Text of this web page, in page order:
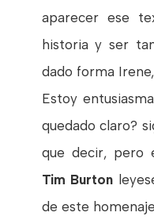
aparecer ese
historia y ser
dado forma
Estoy
quedado claro?
que decir, pero
Tim Burton
de este